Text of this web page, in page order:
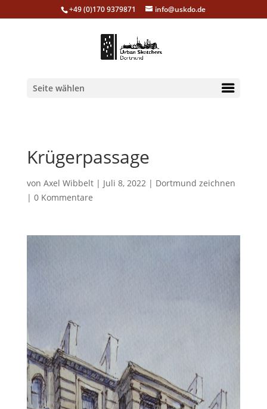
+49 (0)170 9379871 info@uskdo.de
Seite wählen
Krügerpassage
von Axel Wibbelt| Juli 8, 2022| Dortmund zeichnen
| 0 Kommentare